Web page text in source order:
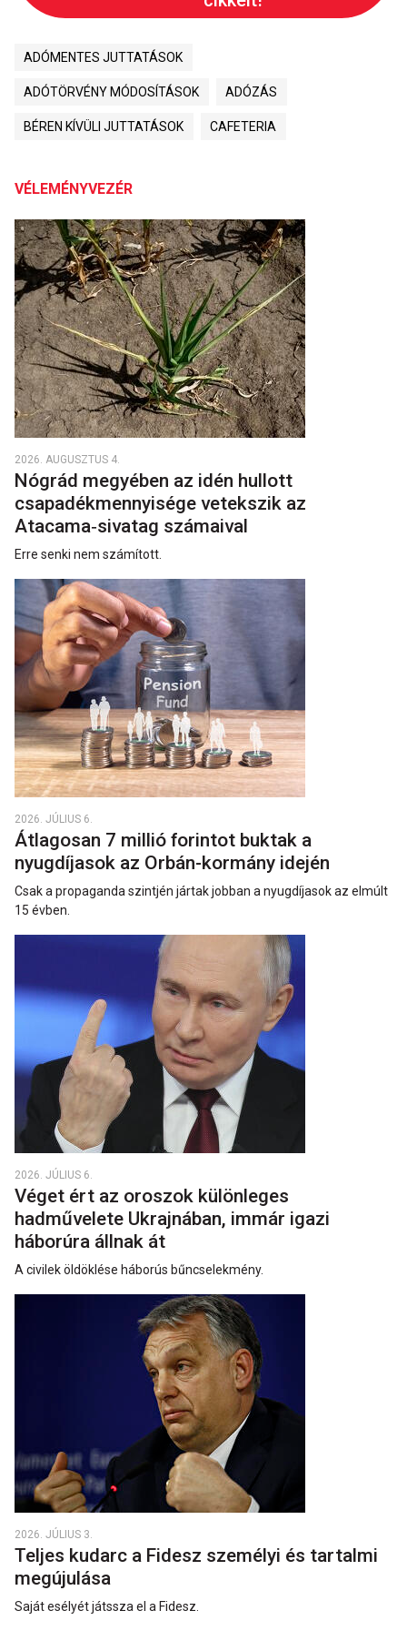
ADÓMENTES JUTTATÁSOK
ADÓTÖRVÉNY MÓDOSÍTÁSOK ADÓZÁS
BÉREN KÍVÜLI JUTTATÁSOK CAFETERIA
VÉLEMÉNYVEZÉR
2026. AUGUSZTUS 4.
Nógrád megyében az idén hullott
csapadékmennyisége vetekszik az
Atacama‑sivatag számaival
Erre senki nem számított.
2026. JÚLIUS 6.
Átlagosan 7 millió forintot buktak a
nyugdíjasok az Orbán-kormány idején
Csak a propaganda szintjén jártak jobban a nyugdíjasok az elmúlt
15 évben.
2026. JÚLIUS 6.
Véget ért az oroszok különleges
hadművelete Ukrajnában, immár igazi
háborúra állnak át
A civilek öldöklése háborús bűncselekmény.
2026. JÚLIUS 3.
Teljes kudarc a Fidesz személyi és tartalmi
megújulása
Saját esélyét játssza el a Fidesz.